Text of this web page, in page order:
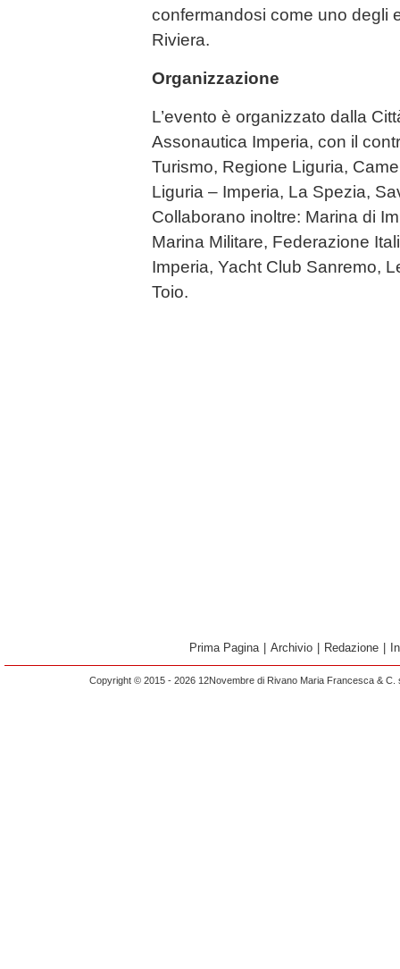
confermandosi come uno degli
Riviera.
Organizzazione
L’evento è organizzato dalla
Assonautica Imperia, con il
Turismo, Regione Liguria,
Liguria – Imperia, La Spezia,
Collaborano inoltre: Marina di
Marina Militare, Federazione
Imperia, Yacht Club Sanremo,
Toio.
Prima Pagina Archivio Redazione
Copyright © 2015 - 2026 12Novembre di Rivano Maria Francesca &